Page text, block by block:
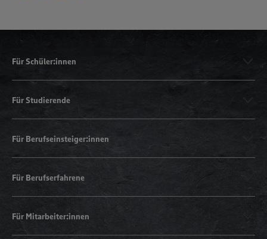
Für Schüler:innen
Für Studierende
Für Berufseinsteiger:innen
Für Berufserfahrene
Für Mitarbeiter:innen